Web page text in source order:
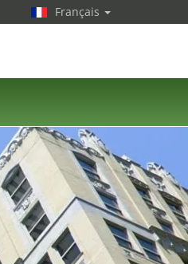
Français